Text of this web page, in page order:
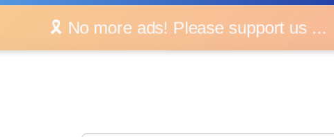
🎗️ No more ads! Please support us ...